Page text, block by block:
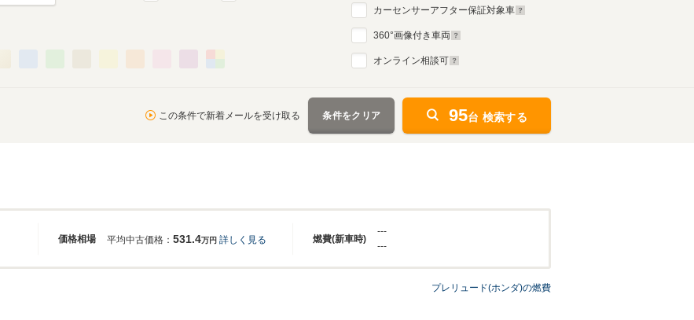
カーセンサーアフター保証対象車
360°画像付き車両
オンライン相談可
この条件で新着メールを受け取る 条件をクリア 95台 検索する
価格相場 燃費(新車時)
平均中古価格： 531.4万円 詳しく見る
---
---
プレリュード(ホンダ)の燃費